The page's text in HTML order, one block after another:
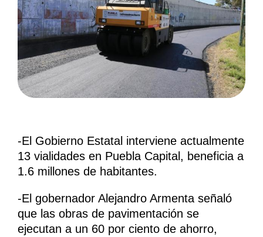
-El Gobierno Estatal interviene actualmente
13 vialidades en Puebla Capital, beneficia a
1.6 millones de habitantes.
-El gobernador Alejandro Armenta señaló
que las obras de pavimentación se
ejecutan a un 60 por ciento de ahorro,